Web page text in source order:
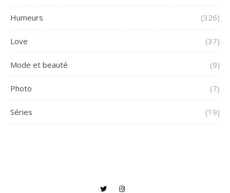
Humeurs (326)
Love (37)
Mode et beauté (9)
Photo (7)
Séries (19)